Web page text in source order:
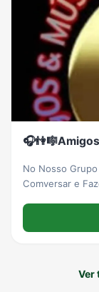
No Nosso
Comversar e
Ver